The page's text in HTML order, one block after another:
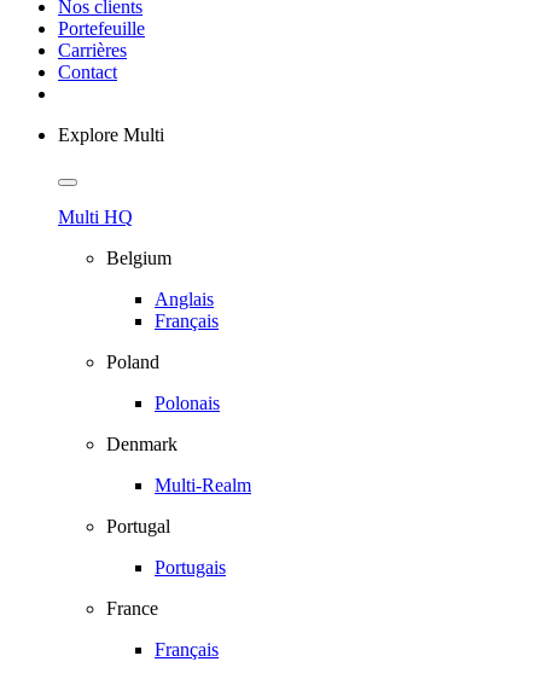
Nos clients
Portefeuille
Carrières
Contact
Explore Multi
Multi HQ
Belgium
Anglais
Français
Poland
Polonais
Denmark
Multi-Realm
Portugal
Portugais
France
Français